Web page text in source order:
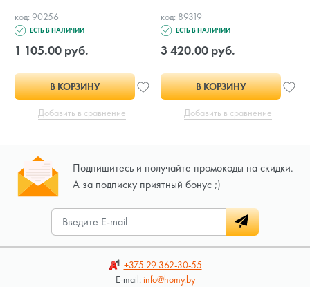
код: 90256
ЕСТЬ В НАЛИЧИИ
1 105.00 руб.
В КОРЗИНУ
Добавить в сравнение
код: 89319
ЕСТЬ В НАЛИЧИИ
3 420.00 руб.
В КОРЗИНУ
Добавить в сравнение
Подпишитесь и получайте промокоды на скидки.
А за подписку приятный бонус ;)
+375 29362-30-55
E-mail:info@homy.by